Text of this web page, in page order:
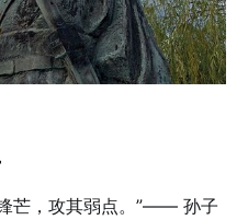
芒，攻其弱点。”—— 孙子